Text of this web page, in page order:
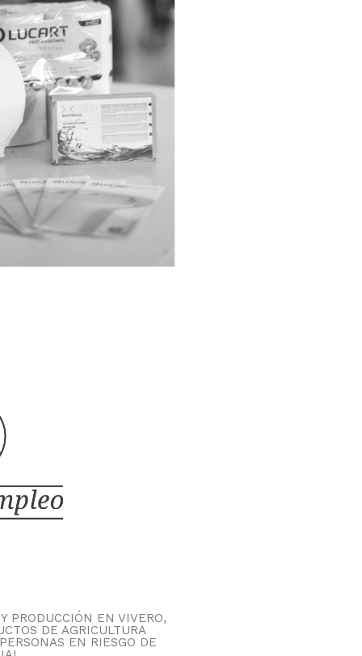
PRODUCCIÓN EN VIVERO,
DE AGRICULTURA
EN RIESGO DE